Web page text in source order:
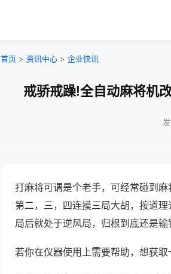
首页 > 资讯中心 > 企业快讯
戒骄戒躁!全自动麻将机
打麻将可谓是个老手，可经常碰到
第二，三，四连摸三局大胡，按道
局后就处于逆风局，归根到底还是输
若你在仪器使用上需要帮助，想获